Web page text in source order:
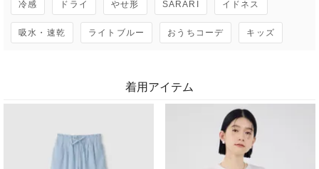
冷感 ドライ やせ形 SARARI イドネス
吸水・速乾 ライトブルー おうちコーデ キッズ
着用アイテム